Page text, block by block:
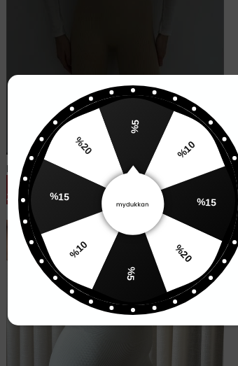
Fitilli Biker Tayt Vizon - Vizon
200,00 TL
400,00 TL
%50
%5
%10
%20
%5
%10
%15
%20